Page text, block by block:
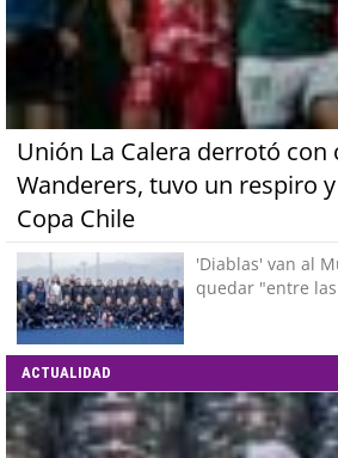
Unión La Calera derrotó con
Wanderers, tuvo un respiro
Copa Chile
'Diablas' van al
quedar "entre
ACTUALIDAD